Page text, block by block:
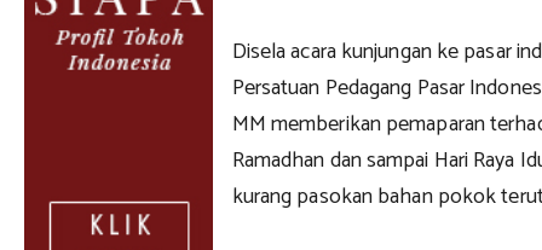
Disela acara kunjungan ke pasar
Persatuan Pedagang Pasar
MM memberikan pemaparan
Ramadhan dan sampai Hari Raya
kurang pasokan bahan pokok